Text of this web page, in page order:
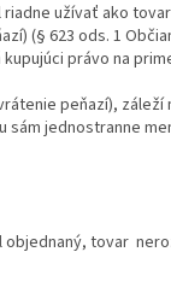
užívať ako
(§ 623 ods. 1
právo na
peňazí),
sám jednostranne
tovar